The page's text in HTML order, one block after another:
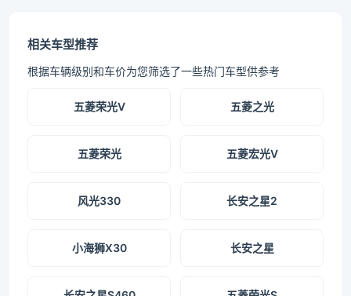
相关车型推荐
根据车辆级别和车价为您筛选了一些热门车型供参考
五菱荣光V 五菱之光
五菱荣光 五菱宏光V
风光330 长安之星2
小海狮X30 长安之星